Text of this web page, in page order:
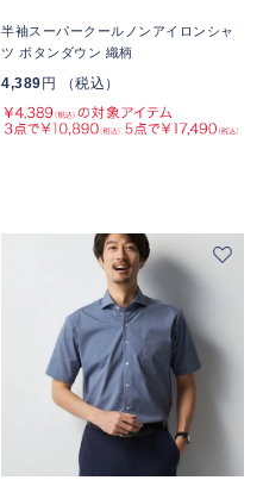
半袖スーパークールノンアイロンシャ
ツ ボタンダウン 織柄
4,389 円 （税込）